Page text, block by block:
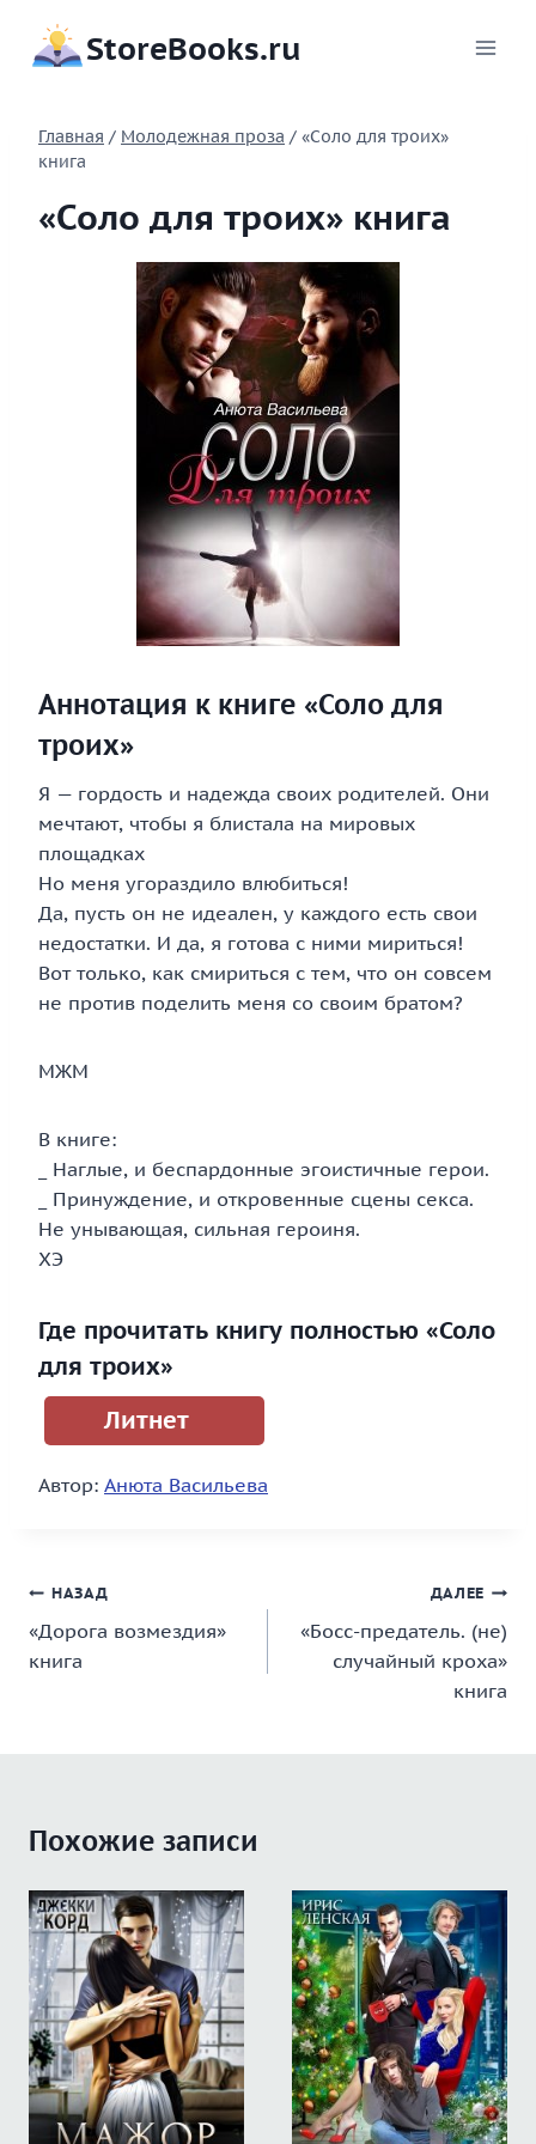
содержимому
StoreBooks.ru
Главная / Молодежная проза / «Соло для троих»
книга
«Соло для троих» книга
Аннотация к книге «Соло для
троих»
Я — гордость и надежда своих родителей. Они
мечтают, чтобы я блистала на мировых
площадках
Но меня угораздило влюбиться!
Да, пусть он не идеален, у каждого есть свои
недостатки. И да, я готова с ними мириться!
Вот только, как смириться с тем, что он совсем
не против поделить меня со своим братом?
МЖМ
В книге:
_ Наглые, и беспардонные эгоистичные герои.
_ Принуждение, и откровенные сцены секса.
Не унывающая, сильная героиня.
ХЭ
Где прочитать книгу полностью «Соло
для троих»
Литнет
Автор: Анюта Васильева
Навигация
по
записям
НАЗАД
«Дорога возмездия»
книга
ДАЛЕЕ
«Босс-предатель. (не)
случайный кроха»
книга
Похожие записи